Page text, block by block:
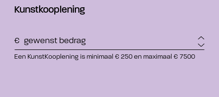
Kunstkooplening
Een KunstKooplening is minimaal € 250 en maximaal € 7500